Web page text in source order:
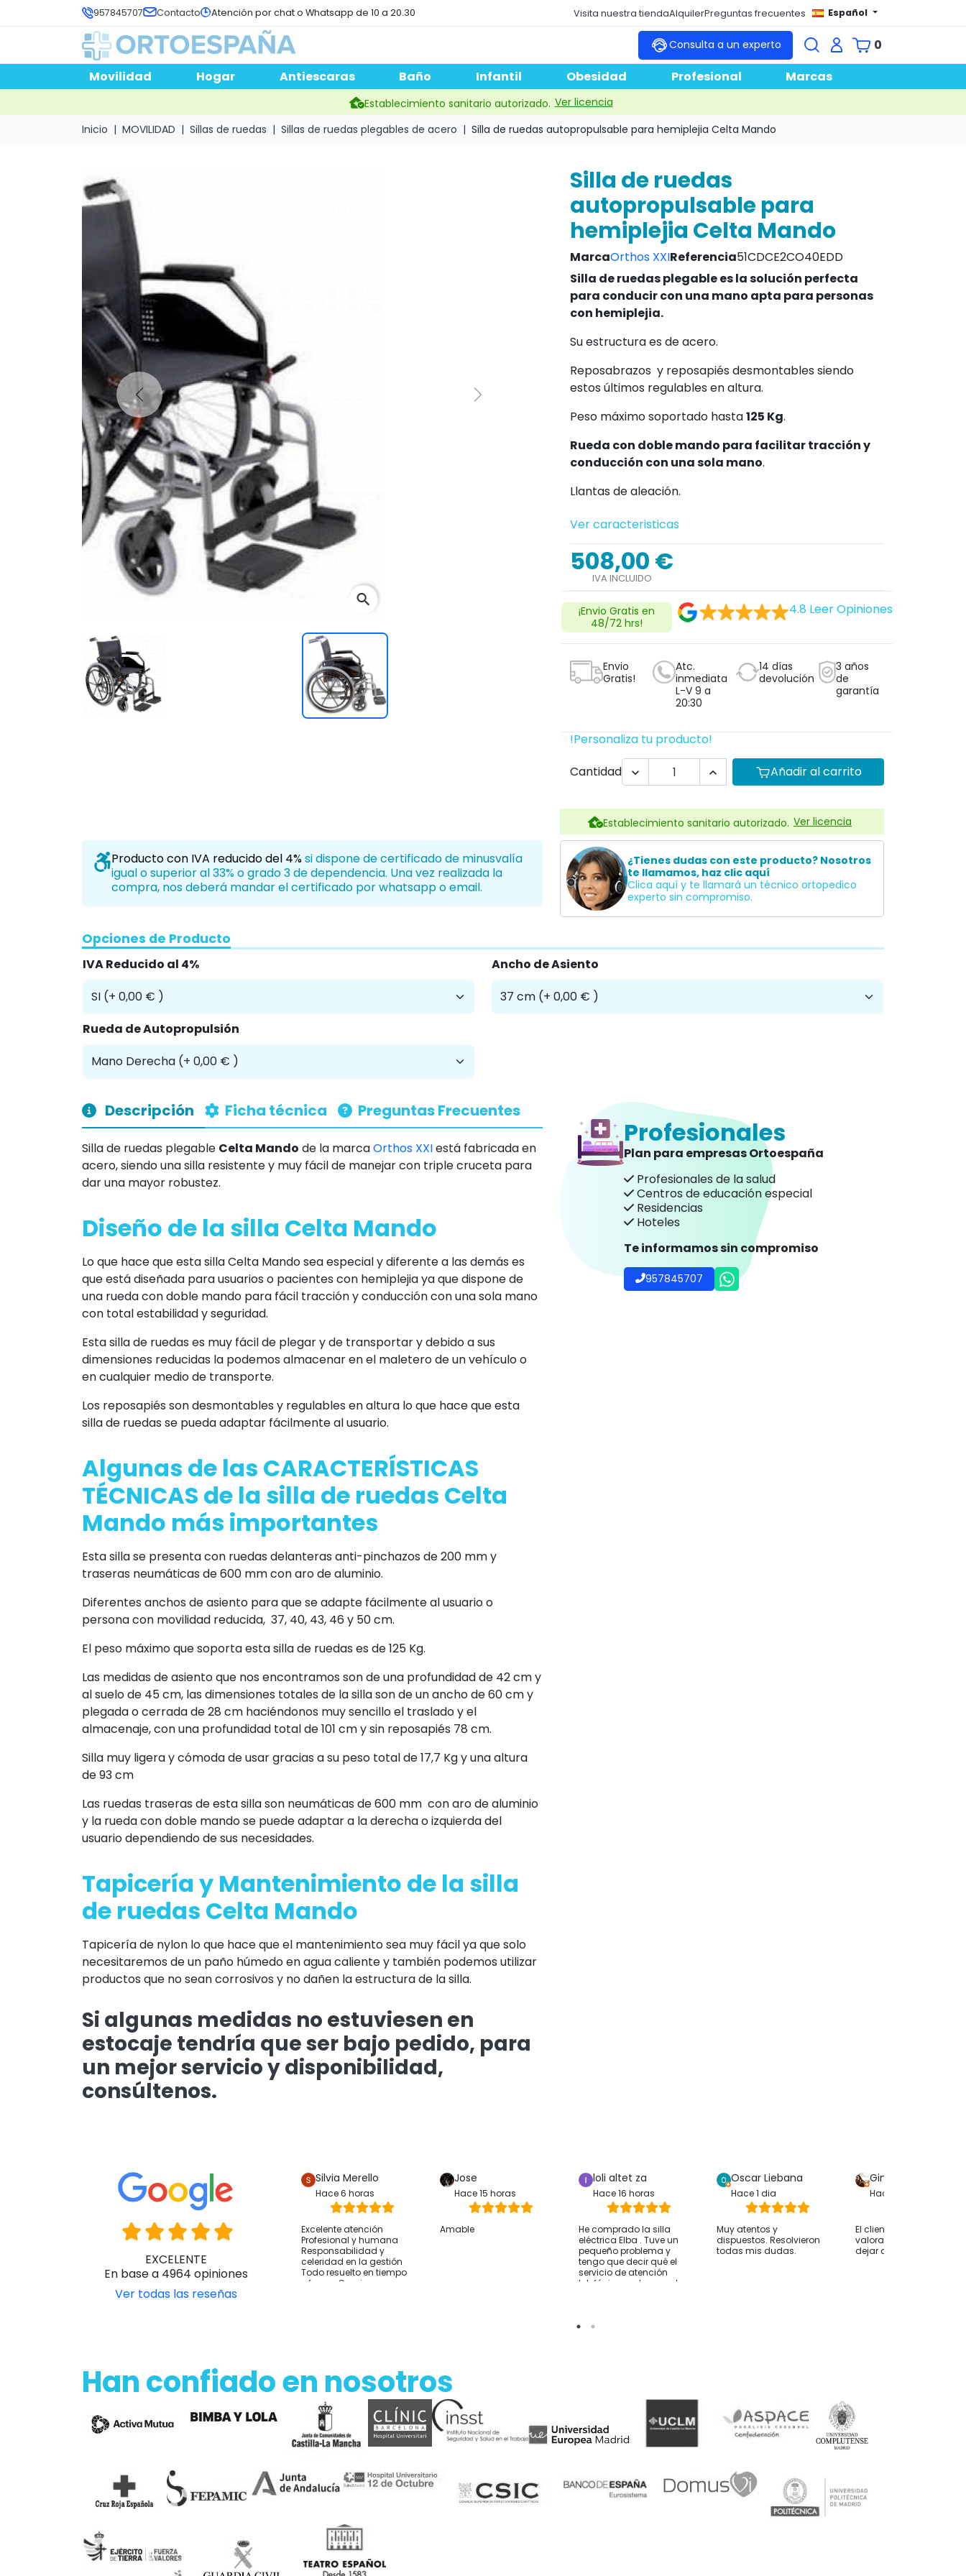
957845707 Contacto Atención por chat o Whatsapp de 10 a 20.30 Visita nuestra tiendaAlquilerPreguntas frecuentes Español
Consulta a un experto
0
Movilidad
Hogar Antiescaras Baño Infantil Obesidad Profesional Marcas
Establecimiento sanitario autorizado. Ver licencia
Inicio
MOVILIDAD Sillas de ruedas Sillas de ruedas plegables de acero Silla de ruedas autopropulsable para hemiplejia Celta Mando
Previous Next
Silla de ruedas
autopropulsable para
hemiplejia Celta Mando
MarcaOrthos XXIReferencia51CDCE2CO40EDD
Silla de ruedas plegable es la solución perfecta
para conducir con una mano apta para personas
con hemiplejia.
Su estructura es de acero.
Reposabrazos y reposapiés desmontables siendo
estos últimos regulables en altura.
Peso máximo soportado hasta125 Kg.
Rueda con doble mando para facilitar tracción y
conducción con una sola mano.
Llantas de aleación.
Ver caracteristicas
508,00 €
IVA INCLUIDO
¡Envio Gratis en
48/72 hrs!
4.8 Leer Opiniones
Envio
Gratis!
Atc.
inmediata
L-V 9 a
20:30
14 días
devolución
3 años
de
garantía
!Personaliza tu producto!
Cantidad
  Añadir al carrito
Establecimiento sanitario autorizado. Ver licencia
Producto con IVA reducido del 4%si dispone de certificado de minusvalía
igual o superior al 33% o grado 3 de dependencia. Una vez realizada la
compra, nos deberá mandar el certificado por whatsapp o email.
¿Tienes dudas con este producto? Nosotros
te llamamos, haz clic aquí
Clica aquí y te llamará un técnico ortopedico
experto sin compromiso.
Opciones de Producto
IVA Reducido al 4% Ancho de Asiento
Rueda de Autopropulsión
Profesionales
Plan para empresas Ortoespaña
Profesionales de la salud
Centros de educación especial
Residencias
Hoteles
Te informamos sin compromiso
957845707
Descripción Ficha técnica Preguntas Frecuentes
Silla de ruedas plegable Celta Mando de la marcaOrthos XXIestá fabricada en
acero, siendo una silla resistente y muy fácil de manejar con triple cruceta para
dar una mayor robustez.
Diseño de la silla Celta Mando
Lo que hace que esta silla Celta Mando sea especial y diferente a las demás es
que está diseñada para usuarios o pacientes con hemiplejia ya que dispone de
una rueda con doble mando para fácil tracción y conducción con una sola mano
con total estabilidad y seguridad.
Esta silla de ruedas es muy fácil de plegar y de transportar y debido a sus
dimensiones reducidas la podemos almacenar en el maletero de un vehículo o
en cualquier medio de transporte.
Los reposapiés son desmontables y regulables en altura lo que hace que esta
silla de ruedas se pueda adaptar fácilmente al usuario.
Algunas de las CARACTERÍSTICAS
TÉCNICAS de la silla de ruedas Celta
Mando más importantes
Esta silla se presenta con ruedas delanteras anti-pinchazos de 200 mm y
traseras neumáticas de 600 mm con aro de aluminio.
Diferentes anchos de asiento para que se adapte fácilmente al usuario o
persona con movilidad reducida, 37, 40, 43, 46 y 50 cm.
El peso máximo que soporta esta silla de ruedas es de 125 Kg.
Las medidas de asiento que nos encontramos son de una profundidad de 42 cm y
al suelo de 45 cm, las dimensiones totales de la silla son de un ancho de 60 cm y
plegada o cerrada de 28 cm haciéndonos muy sencillo el traslado y el
almacenaje, con una profundidad total de 101 cm y sin reposapiés 78 cm.
Silla muy ligera y cómoda de usar gracias a su peso total de 17,7 Kg y una altura
de 93 cm
Las ruedas traseras de esta silla son neumáticas de 600 mm con aro de aluminio
y la rueda con doble mando se puede adaptar a la derecha o izquierda del
usuario dependiendo de sus necesidades.
Tapicería y Mantenimiento de la silla
de ruedas Celta Mando
Tapicería de nylon lo que hace que el mantenimiento sea muy fácil ya que solo
necesitaremos de un paño húmedo en agua caliente y también podemos utilizar
productos que no sean corrosivos y no dañen la estructura de la silla.
Si algunas medidas no estuviesen en
estocaje tendría que ser bajo pedido, para
un mejor servicio y disponibilidad,
consúltenos.
EXCELENTE
En base a 4964 opiniones
Ver todas las reseñas
Silvia Merello
Hace 6 horas
Excelente atención
Profesional y humana
Responsabilidad y
celeridad en la gestión
Todo resuelto en tiempo
y forma Gracias
Jose
Hace 15 horas
Amable
loli altet za
Hace 16 horas
He comprado la silla
eléctrica Elba . Tuve un
pequeño problema y
tengo que decir qué el
servicio de atención
telefónica y whassap ha
Alicante y el envío fue
Oscar Liebana
Hace 1 dia
Muy atentos y
dispuestos. Resolvieron
todas mis dudas.
Gina Bp
Hace 1 dia
El cliente solo ha
valorado su compra sin
dejar comentarios
Han confiado en nosotros